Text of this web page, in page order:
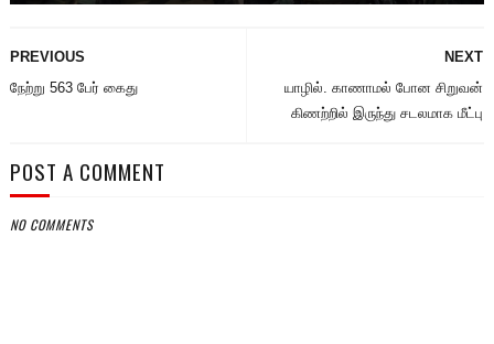
NEXT
யாழில். காணாமல் போன சிறுவன்
கிணற்றில் இருந்து சடலமாக மீட்பு
PREVIOUS
நேற்று 563 பேர் கைது
POST A COMMENT
NO COMMENTS